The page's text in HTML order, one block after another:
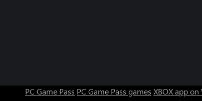
PC Game Pass PC Game Pass games XBOX app